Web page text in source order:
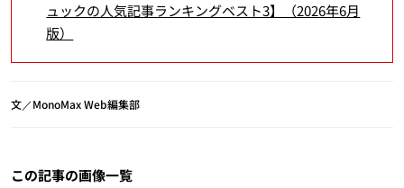
ュックの人気記事ランキングベスト3】（2026年6月
版）
文／MonoMax Web編集部
この記事の画像一覧